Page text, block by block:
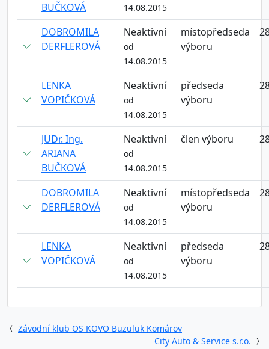
BUČKOVÁ
14.08.2015
DOBROMILA
DERFLEROVÁ
Neaktivní
od
14.08.2015
místopředseda
výboru
LENKA
VOPIČKOVÁ
Neaktivní
od
14.08.2015
předseda
výboru
JUDr. Ing.
ARIANA
BUČKOVÁ
Neaktivní
od
14.08.2015
člen výboru
DOBROMILA
DERFLEROVÁ
Neaktivní
od
14.08.2015
místopředseda
výboru
LENKA
VOPIČKOVÁ
Neaktivní
od
14.08.2015
předseda
výboru
Závodní klub OS KOVO Buzuluk Komárov
City Auto & Service s.r.o.